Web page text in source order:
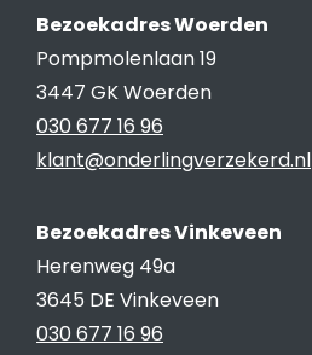
Bezoekadres Woerden
Pompmolenlaan 19
3447 GK Woerden
030 677 16 96
klant@onderlingverzekerd.nl
Bezoekadres Vinkeveen
Herenweg 49a
3645 DE Vinkeveen
030 677 16 96